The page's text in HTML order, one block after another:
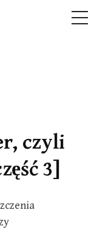
czyli
3]